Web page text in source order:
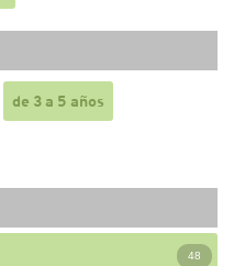
de 3 a 5 años
48